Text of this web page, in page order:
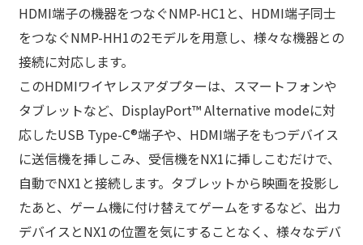
HDMI端子の機器をつなぐNMP-HC1と、HDMI端子同士
をつなぐNMP-HH1の2モデルを用意し、様々な機器との
接続に対応します。
このHDMIワイヤレスアダプターは、スマートフォンや
タブレットなど、DisplayPort™ Alternative modeに対
応したUSB Type-C®端子や、HDMI端子をもつデバイス
に送信機を挿しこみ、受信機をNX1に挿しこむだけで、
自動でNX1と接続します。タブレットから映画を投影し
たあと、ゲーム機に付け替えてゲームをするなど、出力
デバイスとNX1の位置を気にすることなく、様々なデバ